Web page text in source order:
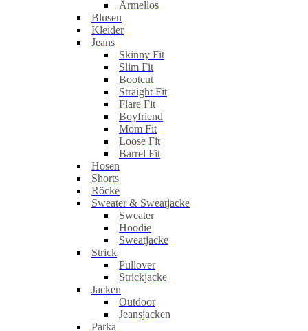
Ärmellos
Blusen
Kleider
Jeans
Skinny Fit
Slim Fit
Bootcut
Straight Fit
Flare Fit
Boyfriend
Mom Fit
Loose Fit
Barrel Fit
Hosen
Shorts
Röcke
Sweater & Sweatjacke
Sweater
Hoodie
Sweatjacke
Strick
Pullover
Strickjacke
Jacken
Outdoor
Jeansjacken
Parka